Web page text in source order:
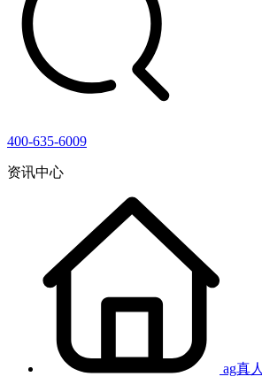
400-635-6009
资讯中心
ag真人